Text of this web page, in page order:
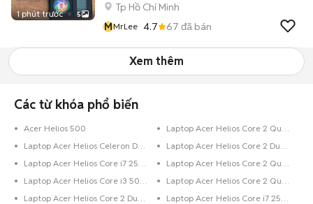
1 phút trước 5
Tp Hồ Chí Minh
MMrLee 4.7 67 đã bán
Xem thêm
Các từ khóa phổ biến
Acer Helios 500
Laptop Acer Helios Core 2 Quad 500 GB
Laptop Acer Helios Celeron Dưới 128 GB
Laptop Acer Helios Core 2 Duo Dưới 128 GB
Laptop Acer Helios Core i7 250 GB
Laptop Acer Helios Core 2 Quad 320 GB
Laptop Acer Helios Core i3 500 GB
Laptop Acer Helios Core 2 Quad 250 GB
Laptop Acer Helios Core 2 Duo 250 GB
Laptop Acer Helios Core i7 256 GB